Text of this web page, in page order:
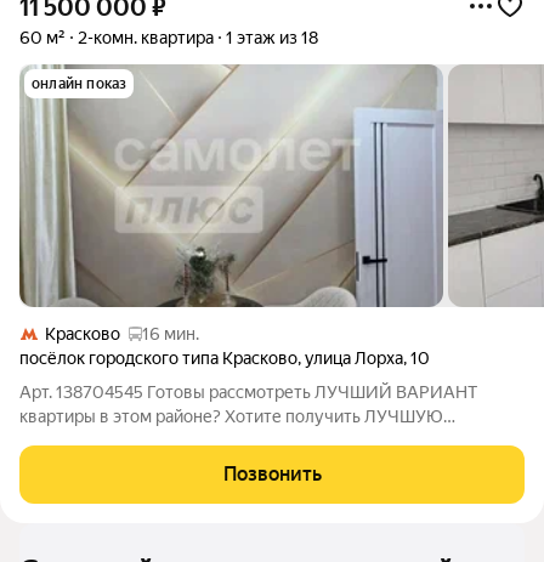
11 500 000 ₽
60 м² 2-комн. квартира 1 этаж из 18
онлайн показ
Красково
16 мин.
посёлок городского типа Красково,улица Лорха,10
Арт. 138704545 Готовы рассмотреть ЛУЧШИЙ ВАРИАНТ
квартиры в этом районе? Хотите получить ЛУЧШУЮ
ГАРАНТИЕЙ БЕЗОПАСНОСТИ? Тогда эта КВАРТИРА ДЛЯ ВАС!
2-к квартира, расположенная по адресу: п. Красково
Позвонить